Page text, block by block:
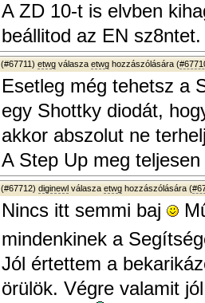
A ZD 10-t is elvben
beállitod az EN sz8ntet.
(#67711) etwg válasza etwg hozzászólására (
Esetleg még tehetsz a
egy Shottky diodát,
akkor abszolut ne
A Step Up meg
(#67712) diginewl válasza etwg hozzászólására (
Nincs itt semmi baj
mindenkinek a
Jól értettem a
örülök. Végre valamit